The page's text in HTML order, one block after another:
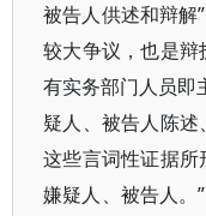
被告人供述和辩解
较大争议，也是辩
有实务部门人员即
疑人、被告人陈
这些言词性证据
嫌疑人、被告人。